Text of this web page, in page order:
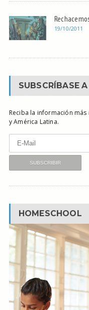
19/10/2011
SUBSCRÍBASE
Reciba la información
y América Latina.
HOMESCHOOL